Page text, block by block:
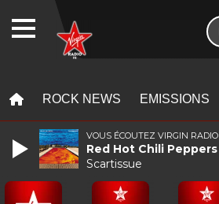
ROCK NEWS EMISSIONS
VOUS ÉCOUTEZ VIRGIN RADIO
Red Hot Chili Peppers
Scartissue
WEBRADIO